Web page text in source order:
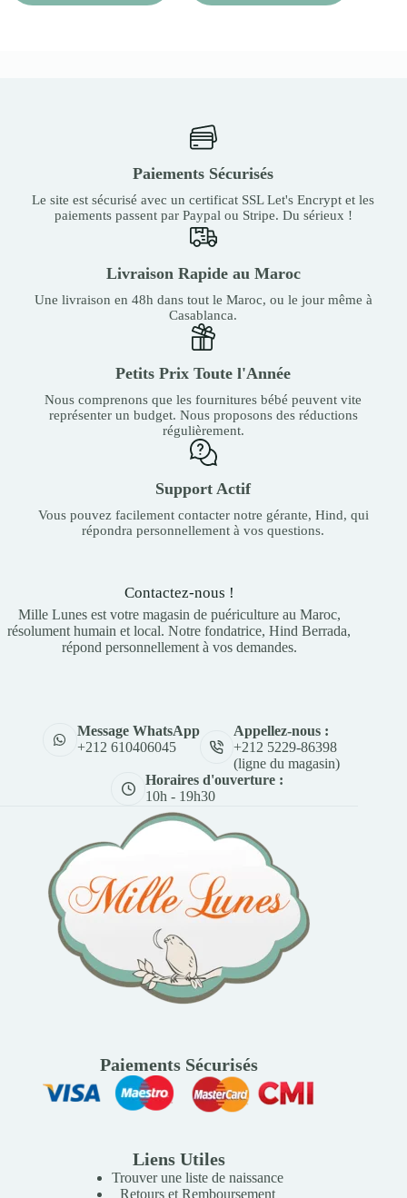
Paiements Sécurisés
Le site est sécurisé avec un certificat SSL Let's Encrypt et les
paiements passent par Paypal ou Stripe. Du sérieux !
Livraison Rapide au Maroc
Une livraison en 48h dans tout le Maroc, ou le jour même à
Casablanca.
Petits Prix Toute l'Année
Nous comprenons que les fournitures bébé peuvent vite
représenter un budget. Nous proposons des réductions
régulièrement.
Support Actif
Vous pouvez facilement contacter notre gérante, Hind, qui
répondra personnellement à vos questions.
Contactez-nous !
Mille Lunes est votre magasin de puériculture au Maroc,
résolument humain et local. Notre fondatrice, Hind Berrada,
répond personnellement à vos demandes.
Message WhatsApp
+212 610406045
Appellez-nous :
+212 5229-86398
(ligne du magasin)
Horaires d'ouverture :
10h - 19h30
Paiements Sécurisés
Liens Utiles
Trouver une liste de naissance
Retours et Remboursement